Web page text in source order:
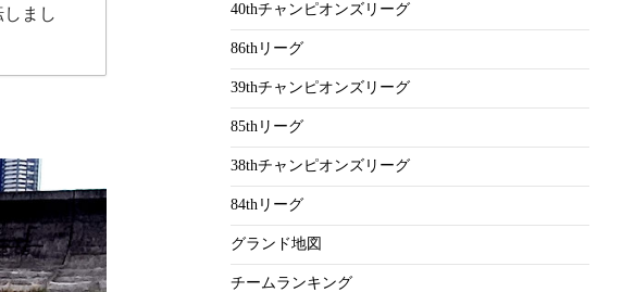
まし
40thチャンピオンズリーグ
86thリーグ
39thチャンピオンズリーグ
85thリーグ
38thチャンピオンズリーグ
84thリーグ
グランド地図
チームランキング